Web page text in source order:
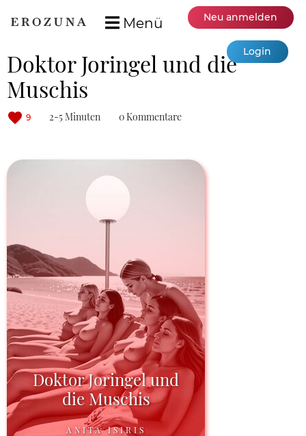
Menü Neu anmelden
Login
Doktor Joringel und die
Muschis
9 2-5 Minuten 0 Kommentare
Doktor Joringel und
die Muschis
ANITA ISIRIS